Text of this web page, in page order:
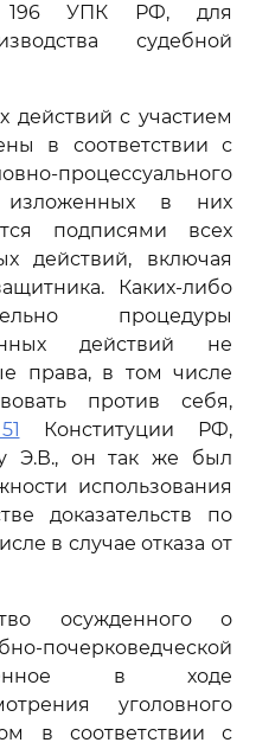
196 УПК РФ, для
судебной
действий с участием
в соответствии с
процессуального
изложенных в них
подписями всех
действий, включая
Каких-либо
процедуры
действий не
права, в том числе
против себя,
Конституции РФ,
Э.В., он так же был
использования
доказательств по
в случае отказа от
осужденного о
в ходе
уголовного
в соответствии с